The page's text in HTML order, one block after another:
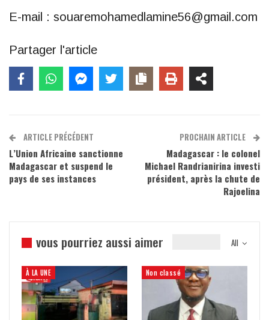
E-mail : souaremohamedlamine56@gmail.com
Partager l'article
ARTICLE PRÉCÉDENT
L’Union Africaine sanctionne
Madagascar et suspend le
pays de ses instances
PROCHAIN ARTICLE
Madagascar : le colonel
Michael Randrianirina investi
président, après la chute de
Rajoelina
All
vous pourriez aussi aimer
À LA UNE Non classé